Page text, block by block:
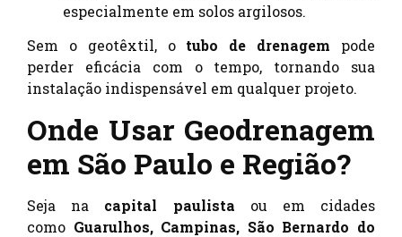
especialmente em solos argilosos.
Sem o geotêxtil, o tubo de drenagem pode
perder eficácia com o tempo, tornando sua
instalação indispensável em qualquer projeto.
Onde Usar Geodrenagem
em São Paulo e Região?
Seja na capital paulista ou em cidades
como Guarulhos, Campinas, São Bernardo do